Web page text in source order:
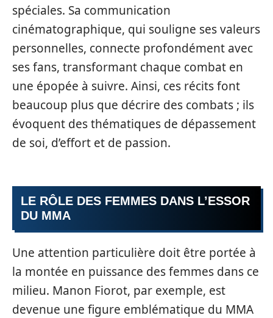
spéciales. Sa communication
cinématographique, qui souligne ses valeurs
personnelles, connecte profondément avec
ses fans, transformant chaque combat en
une épopée à suivre. Ainsi, ces récits font
beaucoup plus que décrire des combats ; ils
évoquent des thématiques de dépassement
de soi, d’effort et de passion.
LE RÔLE DES FEMMES DANS L’ESSOR
DU MMA
Une attention particulière doit être portée à
la montée en puissance des femmes dans ce
milieu. Manon Fiorot, par exemple, est
devenue une figure emblématique du MMA